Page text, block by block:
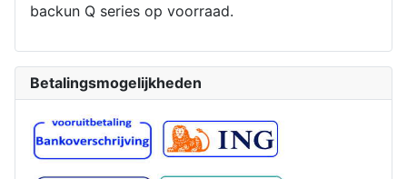
backun Q series op voorraad.
Betalingsmogelijkheden